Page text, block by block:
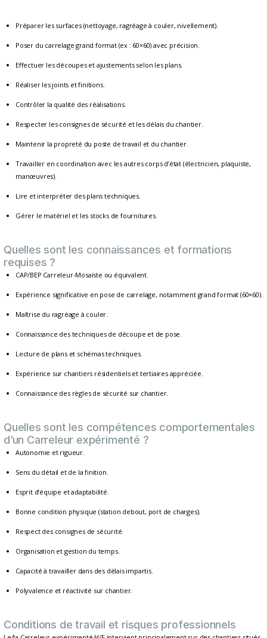
Préparer les surfaces (nettoyage, ragréage à couler, nivellement).
Poser du carrelage grand format (ex : 60×60) avec précision.
Effectuer les découpes et ajustements selon les plans.
Réaliser les joints et finitions.
Contrôler la qualité des réalisations.
Respecter les consignes de sécurité et les délais du chantier.
Maintenir la propreté du poste de travail et du chantier.
Travailler en coordination avec les autres corps d’état (électricien, plaquiste,
manœuvres).
Lire et interpréter des plans techniques.
Gérer le matériel et les stocks de fournitures.
Quelles sont les connaissances et formations
requises ?
CAP/BEP Carreleur-Mosaïste ou équivalent.
Expérience significative en pose de carrelage, notamment grand format (60×60).
Maîtrise du ragréage à couler.
Connaissance des techniques de découpe et de pose.
Lecture de plans et schémas techniques.
Expérience sur chantiers résidentiels et tertiaires appréciée.
Connaissance des règles de sécurité sur chantier.
Quelles sont les compétences comportementales
d’un Carreleur expérimenté ?
Autonomie et rigueur.
Sens du détail et de la finition.
Esprit d’équipe et adaptabilité.
Bonne condition physique (station debout, port de charges).
Respect des consignes de sécurité.
Organisation et gestion du temps.
Capacité à travailler dans des délais impartis.
Polyvalence et réactivité sur chantier.
Conditions de travail et risques professionnels